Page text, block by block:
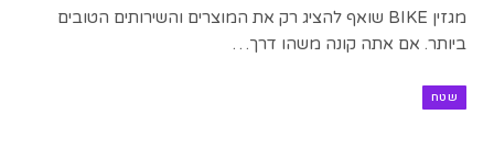
מגזין BIKE שואף להציג רק את המוצרים והשירותים הטובים
ביותר. אם אתה קונה משהו דרך…
שטח